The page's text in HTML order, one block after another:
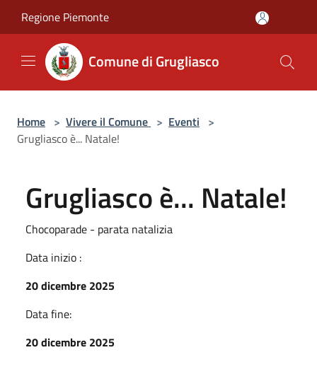
Regione Piemonte
Comune di Grugliasco
Home > Vivere il Comune > Eventi >
Grugliasco è... Natale!
Grugliasco è... Natale!
Chocoparade - parata natalizia
Data inizio :
20 dicembre 2025
Data fine:
20 dicembre 2025